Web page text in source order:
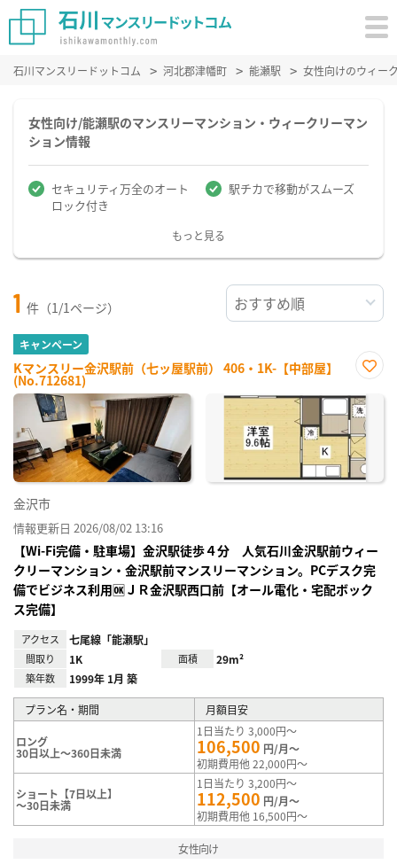
石川マンスリードットコム 河北郡津幡町 能瀬駅 女性向けのウィー
女性向け/能瀬駅のマンスリーマンション・ウィークリーマン
ション情報
セキュリティ万全のオート
ロック付き
駅チカで移動がスムーズ
もっと見る
1 件（1/1ページ）
キャンペーン
Kマンスリー金沢駅前（七ッ屋駅前） 406・1K-【中部屋】
(No.712681)
に入
り登
録
金沢市
情報更新日 2026/08/02 13:16
【Wi-Fi完備・駐車場】金沢駅徒歩４分 人気石川金沢駅前ウィー
クリーマンション・金沢駅前マンスリーマンション。PCデスク完
備でビジネス利用🆗ＪＲ金沢駅西口前【オール電化・宅配ボック
ス完備】
アクセス 七尾線「能瀬駅」
間取り 1K 面積 29m²
築年数 1999年 1月 築
プラン名・期間 月額目安
ロング
30日以上～360日未満
1日当たり 3,000円～
106,500 円/月～
初期費用他 22,000円～
ショート【7日以上】
～30日未満
1日当たり 3,200円～
112,500 円/月～
初期費用他 16,500円～
女性向け